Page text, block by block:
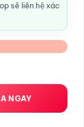
sẽ liên hệ xác
NGAY